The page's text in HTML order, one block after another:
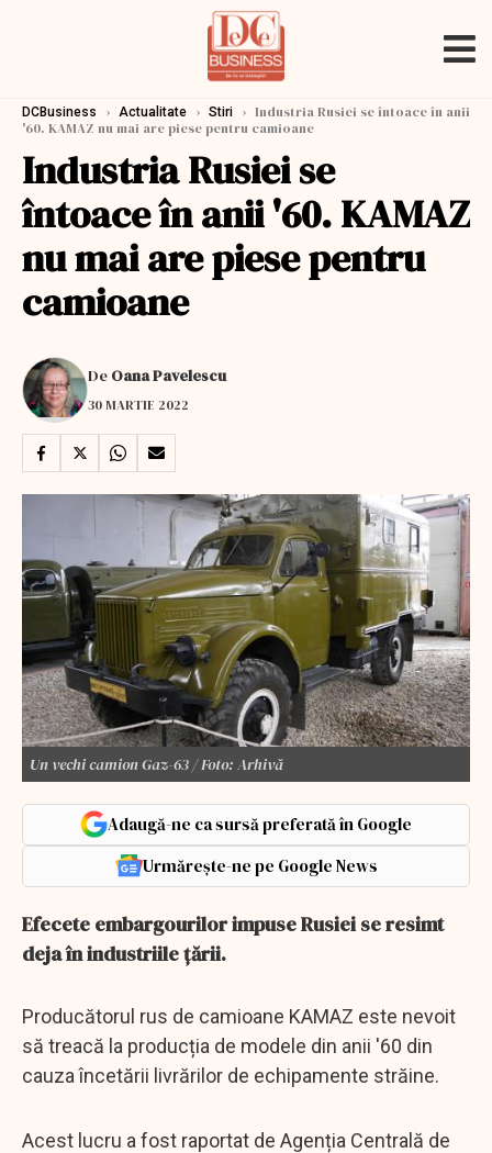
DCBusiness › Actualitate › Stiri › Industria Rusiei se întoace în anii
'60. KAMAZ nu mai are piese pentru camioane
Industria Rusiei se
întoace în anii '60. KAMAZ
nu mai are piese pentru
camioane
De Oana Pavelescu
30 MARTIE 2022
Un vechi camion Gaz-63 / Foto: Arhivă
Adaugă-ne ca sursă preferată în Google
Urmărește-ne pe Google News
Efecete embargourilor impuse Rusiei se resimt
deja în industriile țării.
Producătorul rus de camioane KAMAZ este nevoit
să treacă la producția de modele din anii '60 din
cauza încetării livrărilor de echipamente străine.
Acest lucru a fost raportat de Agenția Centrală de